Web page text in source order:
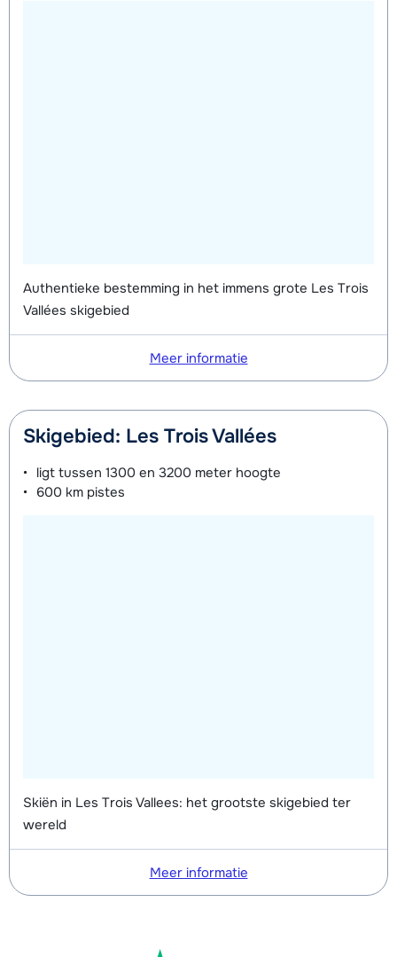
Authentieke bestemming in het immens grote Les Trois
Vallées skigebied
Meer informatie
Skigebied: Les Trois Vallées
ligt tussen 1300 en 3200 meter hoogte
600 km pistes
Skiën in Les Trois Vallees: het grootste skigebied ter
wereld
Meer informatie